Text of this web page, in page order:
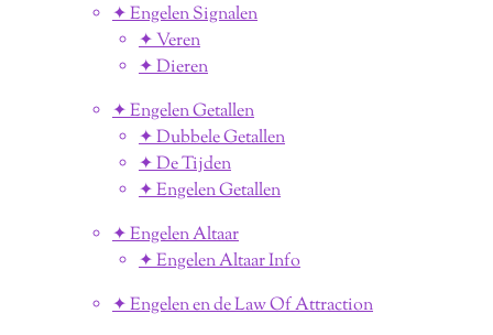
✦ Engelen Signalen
✦ Veren
✦ Dieren
✦ Engelen Getallen
✦ Dubbele Getallen
✦ De Tijden
✦ Engelen Getallen
✦ Engelen Altaar
✦ Engelen Altaar Info
✦ Engelen en de Law Of Attraction